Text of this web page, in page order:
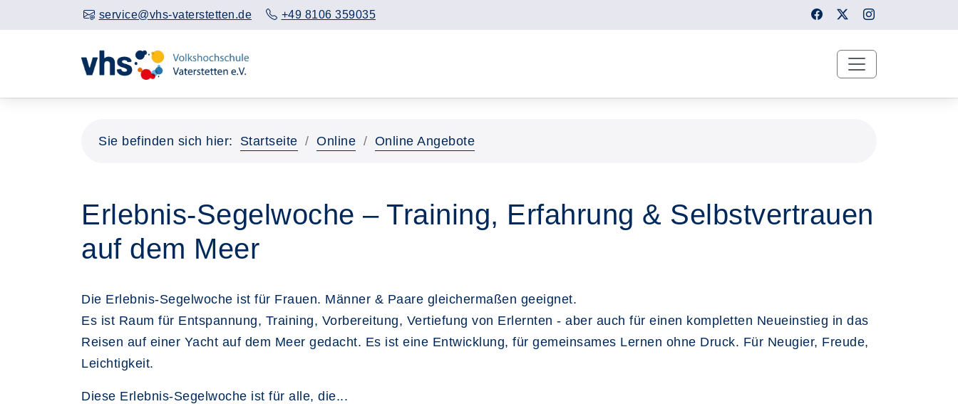
service@vhs-vaterstetten.de +49 8106 359035
Sie befinden sich hier: Startseite Online Online Angebote
Erlebnis-Segelwoche – Training, Erfahrung & Selbstvertrauen
auf dem Meer
Die Erlebnis-Segelwoche ist für Frauen. Männer & Paare gleichermaßen geeignet.
Es ist Raum für Entspannung, Training, Vorbereitung, Vertiefung von Erlernten - aber auch für einen kompletten Neueinstieg in das
Reisen auf einer Yacht auf dem Meer gedacht. Es ist eine Entwicklung, für gemeinsames Lernen ohne Druck. Für Neugier, Freude,
Leichtigkeit.
Diese Erlebnis-Segelwoche ist für alle, die...